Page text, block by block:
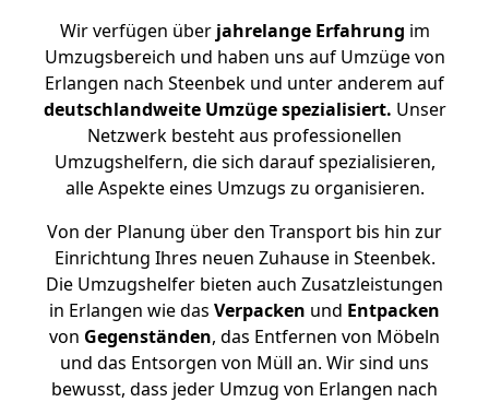
Wir verfügen überjahrelange Erfahrung im
Umzugsbereich und haben uns auf Umzüge von
Erlangen nach Steenbek und unter anderem auf
deutschlandweite Umzüge spezialisiert. Unser
Netzwerk besteht aus professionellen
Umzugshelfern, die sich darauf spezialisieren,
alle Aspekte eines Umzugs zu organisieren.
Von der Planung über den Transport bis hin zur
Einrichtung Ihres neuen Zuhause in Steenbek.
Die Umzugshelfer bieten auch Zusatzleistungen
in Erlangen wie das Verpacken und Entpacken
von Gegenständen, das Entfernen von Möbeln
und das Entsorgen von Müll an. Wir sind uns
bewusst, dass jeder Umzug von Erlangen nach